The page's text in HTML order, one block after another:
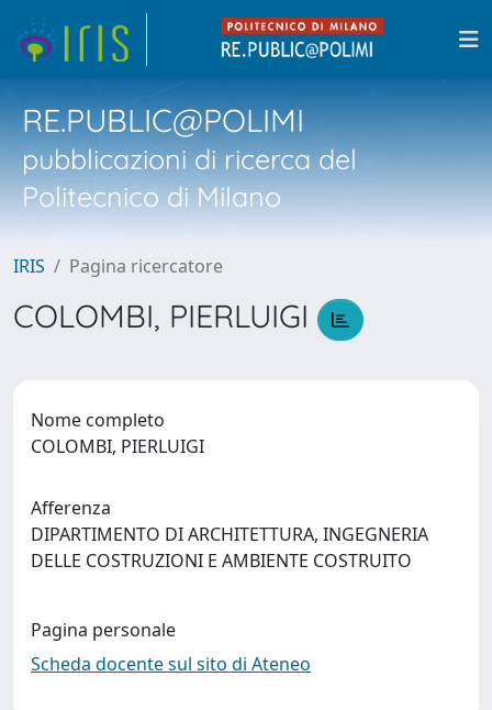
RE.PUBLIC@POLIMI
pubblicazioni di ricerca del
Politecnico di Milano
IRIS Pagina ricercatore
COLOMBI, PIERLUIGI
Nome completo
COLOMBI, PIERLUIGI
Afferenza
DIPARTIMENTO DI ARCHITETTURA, INGEGNERIA
DELLE COSTRUZIONI E AMBIENTE COSTRUITO
Pagina personale
Scheda docente sul sito di Ateneo